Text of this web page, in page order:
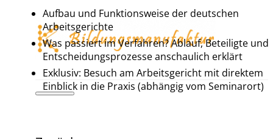
Aufbau und Funktionsweise der deutschen
Arbeitsgerichte
Was passiert im Verfahren? Ablauf, Beteiligte und
Entscheidungsprozesse anschaulich erklärt
Exklusiv: Besuch am Arbeitsgericht mit direktem
Einblick in die Praxis (abhängig vom Seminarort)